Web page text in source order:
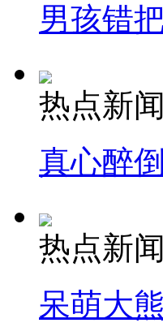
男孩错
热点新闻
真心醉
热点新闻
呆萌大